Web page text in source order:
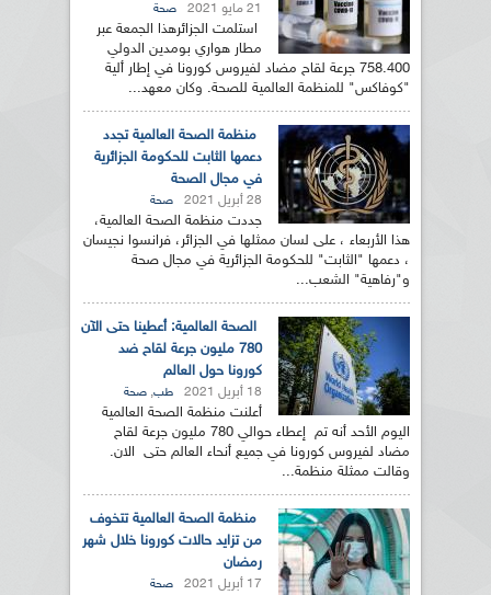
21 مايو 2021 صحة
استلمت الجزائرهذا الجمعة عبر
مطار هواري بومدين الدولي
758.400 جرعة لقاح مضاد لفيروس كورونا في إطار ألية
"كوفاكس" للمنظمة العالمية للصحة. وكان معهد...
منظمة الصحة العالمية تجدد
دعمها الثابت للحكومة الجزائرية
في مجال الصحة
28 أبريل 2021 صحة
جددت منظمة الصحة العالمية،
هذا الأربعاء ، على لسان ممثلها في الجزائر، فرانسوا نجيسان
، دعمها "الثابت" للحكومة الجزائرية في مجال صحة
و"رفاهية" الشعب...
الصحة العالمية: أعطينا حتى الآن
780 مليون جرعة لقاح ضد
كورونا حول العالم
18 أبريل 2021 طب, صحة
أعلنت منظمة الصحة العالمية
اليوم الأحد أنه تم إعطاء حوالي 780 مليون جرعة لقاح
مضاد لفيروس كورونا في جميع أنحاء العالم حتى الان.
وقالت ممثلة منظمة...
منظمة الصحة العالمية تتخوف
من تزايد حالات كورونا خلال شهر
رمضان
17 أبريل 2021 صحة